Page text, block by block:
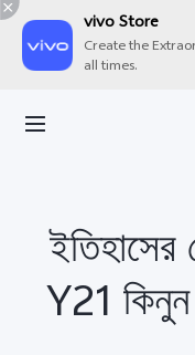
vivo Store
Create the
all times.
My Account
Y21